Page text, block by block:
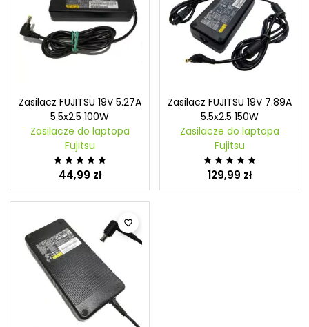
Zasilacz FUJITSU 19V 5.27A
5.5x2.5 100W
Zasilacze do laptopa
Fujitsu
    
44,99 zł
Zasilacz FUJITSU 19V 7.89A
5.5x2.5 150W
Zasilacze do laptopa
Fujitsu
    
129,99 zł
